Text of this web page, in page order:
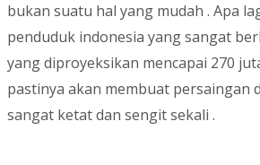
bukan suatu hal yang mudah . Apa
penduduk indonesia yang sangat
yang diproyeksikan mencapai 270
pastinya akan membuat persaingan
sangat ketat dan sengit sekali .